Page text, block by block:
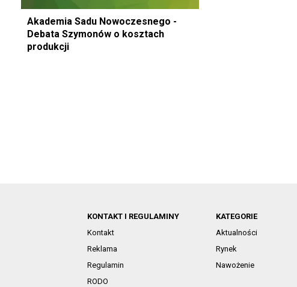
Akademia Sadu Nowoczesnego -
Debata Szymonów o kosztach
produkcji
KONTAKT I REGULAMINY
Kontakt
Reklama
Regulamin
RODO
KATEGORIE
Aktualności
Rynek
Nawożenie